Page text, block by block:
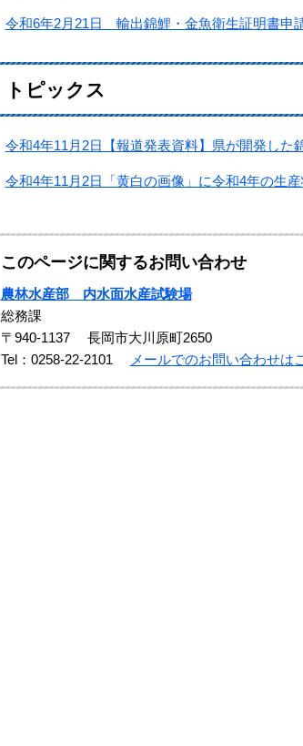
令和6年2月21日 輸出錦鯉・金魚衛生証明書申
トピックス
令和4年11月2日【報道発表資料】県が開発し
令和4年11月2日「黄白の画像」に令和4年の生
このページに関するお問い合わせ
農林水産部 内水面水産試験場
総務課
〒940-1137
長岡市大川原町2650
Tel：0258-22-2101
メールでのお問い合わせは